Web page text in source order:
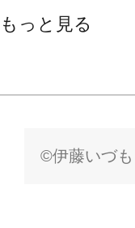
もっと見る
©伊藤いづ